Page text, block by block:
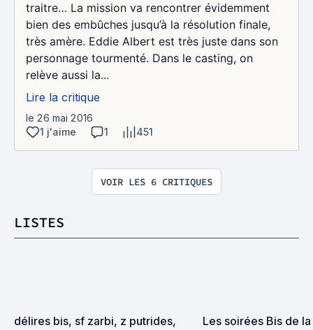
traitre… La mission va rencontrer évidemment
bien des embûches jusqu’à la résolution finale,
très amère. Eddie Albert est très juste dans son
personnage tourmenté. Dans le casting, on
relève aussi la...
Lire la critique
le 26 mai 2016
1 j'aime
1 451
VOIR LES 6 CRITIQUES
LISTES
délires bis, sf zarbi, z putrides,
Les soirées Bis de la